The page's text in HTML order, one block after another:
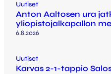
Uutiset
Anton Aaltosen ura
yliopistojalkapallon
6.8.2026
Uutiset
Karvas 2-1-tappio